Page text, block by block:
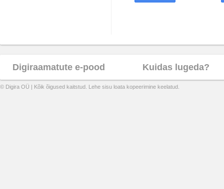
Digiraamatute e-pood Kuidas lugeda?
© Digira OÜ | Kõik õigused kaitstud. Lehe sisu loata kopeerimine keelatud.